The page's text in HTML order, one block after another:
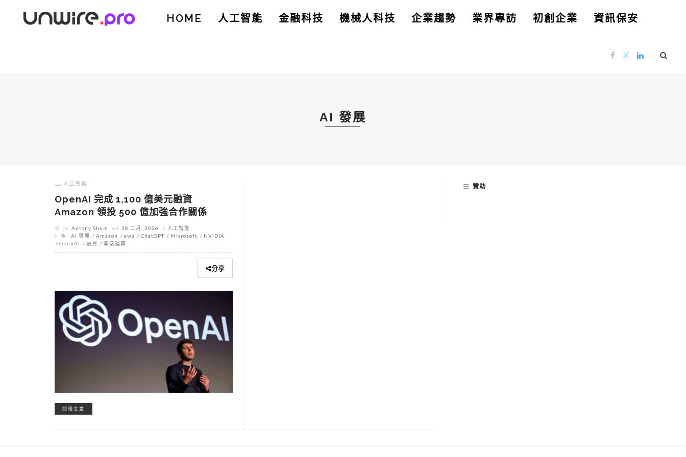
HOME 人工智能 金融科技 機械人科技 企業趨勢 業界專訪 初創企業 資訊保安
AI 發展
人工智能
OpenAI 完成 1,100 億美元融資
Amazon 領投 500 億加強合作關係
by Antony Shum on 28 二月, 2026
人工智能
AI 發展
Amazon aws ChatGPT Microsoft
NVIDIA
OpenAI
融資 雲端運算
分享
閱讀文章
贊助